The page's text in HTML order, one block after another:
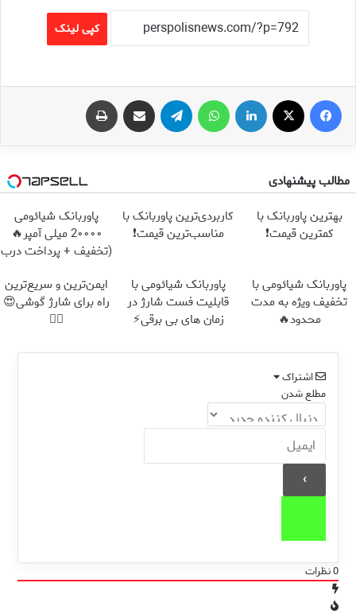
کپی لینک
فیس بوک لینکدین تلگرام اشتراک گذاری از طریق ایمیل
مطالب پیشنهادی
بهترین پاوربانک با
کمترین قیمت❗
کاربردی‌ترین پاوربانک با
مناسب‌ترین قیمت❗
پاوربانک شیائومی
2۰۰۰۰ میلی آمپر🔥
(تخفیف + پرداخت درب
پاوربانک شیائومی با
تخفیف ویژه به مدت
محدود🔥
پاوربانک شیائومی با
قابلیت فست شارژ در
زمان های بی برقی⚡
ایمن‌ترین و سریع‌ترین
راه برای شارژ گوشی😍
👌🏻
اشتراک
مطلع شدن
0نظرات